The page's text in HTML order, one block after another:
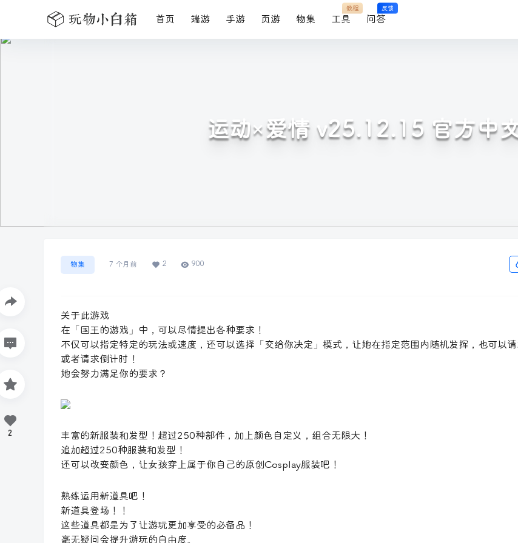
首页 端游 手游 页游 物集 工具
教程
问答
反馈
运动×爱情 v25.12.15 官方中
物集 7 个月前 2 900
关于此游戏
在「国王的游戏」中，可以尽情提出各种要求！
不仅可以指定特定的玩法或速度，还可以选择「交给你决定」模式，让她在指定范围内随机发挥，也可以请
或者请求倒计时！
她会努力满足你的要求？
丰富的新服装和发型！超过250种部件，加上颜色自定义，组合无限大！
追加超过250种服装和发型！
还可以改变颜色，让女孩穿上属于你自己的原创Cosplay服装吧！
熟练运用新道具吧！
新道具登场！！
这些道具都是为了让游玩更加享受的必备品！
毫无疑问会提升游玩的自由度。
2